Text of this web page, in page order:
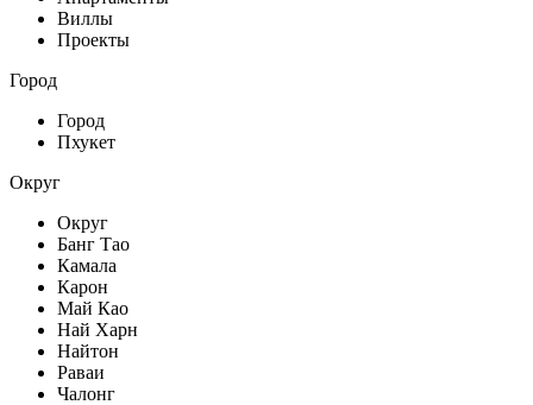
Виллы
Проекты
Город
Город
Пхукет
Округ
Округ
Банг Тао
Камала
Карон
Май Као
Най Харн
Найтон
Раваи
Чалонг